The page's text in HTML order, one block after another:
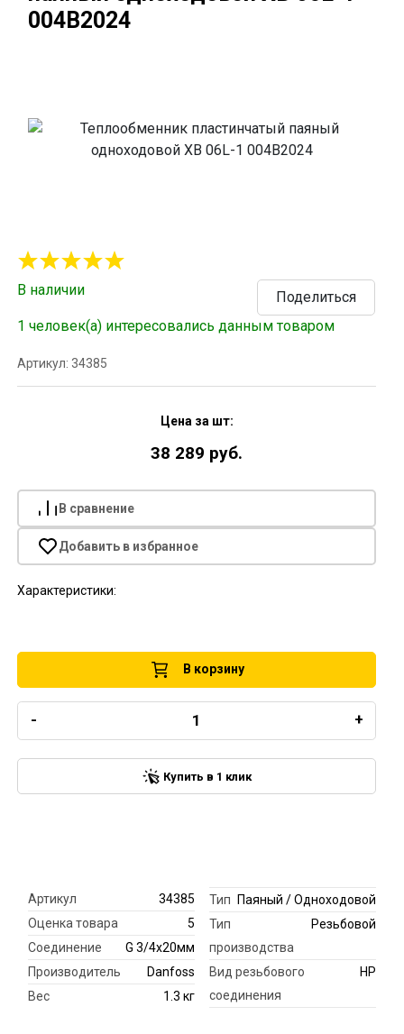
004B2024
В наличии
Поделиться
1 человек(а) интересовались данным товаром
Артикул: 34385
Цена за шт:
38 289 руб.
В сравнение
Добавить в избранное
Характеристики:
В корзину
- +
Купить в 1 клик
Артикул
34385
Оценка товара
5
Соединение
G 3/4х20мм
Производитель
Danfoss
Вес
1.3 кг
Тип
Паяный / Одноходовой
Тип
производства
Резьбовой
Вид резьбового
соединения
НР